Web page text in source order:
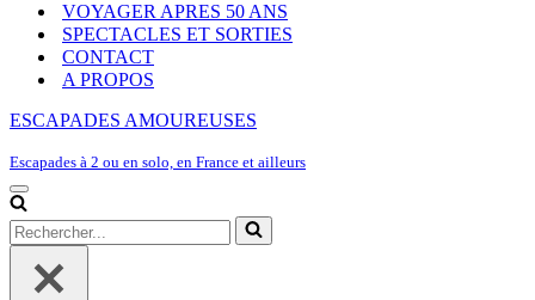
VOYAGER APRES 50 ANS
SPECTACLES ET SORTIES
CONTACT
A PROPOS
ESCAPADES AMOUREUSES
Escapades à 2 ou en solo, en France et ailleurs
Menu
de
navigation
Rechercher...